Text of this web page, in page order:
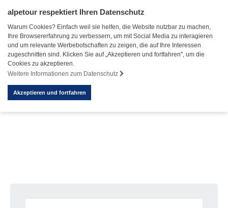
alpetour respektiert Ihren Datenschutz
Warum Cookies? Einfach weil sie helfen, die Website nutzbar zu machen,
Ihre Browsererfahrung zu verbessern, um mit Social Media zu interagieren
und um relevante Werbebotschaften zu zeigen, die auf Ihre Interessen
zugeschnitten sind. Klicken Sie auf „Akzeptieren und fortfahren", um die
Cookies zu akzeptieren.
Weitere Informationen zum Datenschutz
Akzeptieren und fortfahren